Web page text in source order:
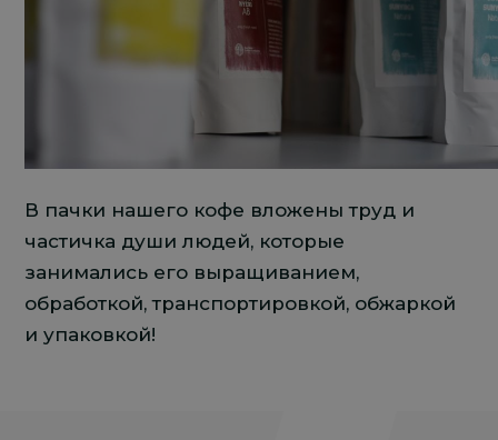
В пачки нашего кофе вложены труд и
частичка души людей, которые
занимались его выращиванием,
обработкой, транспортировкой, обжаркой
и упаковкой!